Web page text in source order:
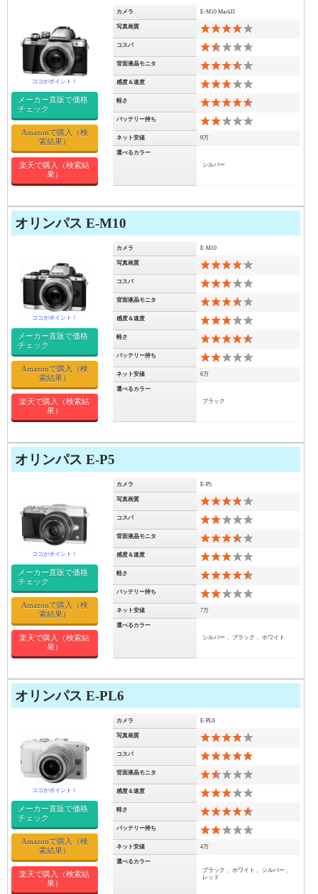
カメラ E-M10 MarkII
写真画質
コスパ
背面液晶モニタ
感度＆速度
軽さ
バッテリー持ち
ネット安値 9万
選べるカラー
シルバー
メーカー直販で価格
チェック
Amazonで購入（検
索結果）
楽天で購入（検索結
果）
オリンパス E-M10
カメラ E-M10
写真画質
コスパ
背面液晶モニタ
感度＆速度
軽さ
バッテリー持ち
ネット安値 6万
選べるカラー
ブラック
メーカー直販で価格
チェック
Amazonで購入（検
索結果）
楽天で購入（検索結
果）
オリンパス E-P5
カメラ E-P5
写真画質
コスパ
背面液晶モニタ
感度＆速度
軽さ
バッテリー持ち
ネット安値 7万
選べるカラー
シルバー 、ブラック 、ホワイト
メーカー直販で価格
チェック
Amazonで購入（検
索結果）
楽天で購入（検索結
果）
オリンパス E-PL6
カメラ E-PL6
写真画質
コスパ
背面液晶モニタ
感度＆速度
軽さ
バッテリー持ち
ネット安値 4万
選べるカラー
ブラック 、ホワイト 、シルバー 、
レッド
メーカー直販で価格
チェック
Amazonで購入（検
索結果）
楽天で購入（検索結
果）